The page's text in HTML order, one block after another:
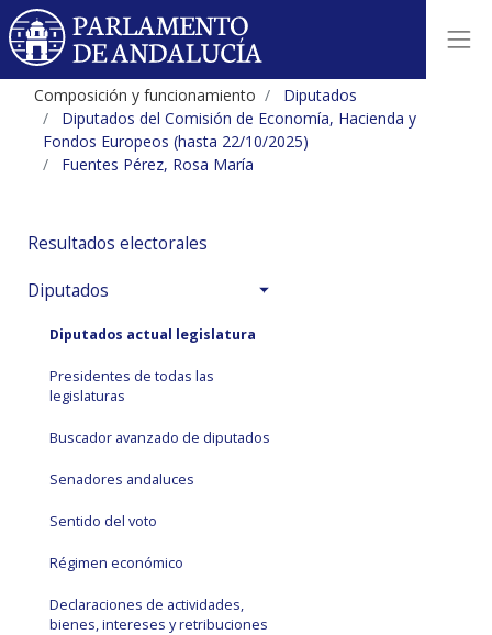
Composición y funcionamiento
Diputados
Diputados del Comisión de Economía, Hacienda y
Fondos Europeos (hasta 22/10/2025)
Fuentes Pérez, Rosa María
Resultados electorales
Diputados
Diputados actual legislatura
Presidentes de todas las
legislaturas
Buscador avanzado de diputados
Senadores andaluces
Sentido del voto
Régimen económico
Declaraciones de actividades,
bienes, intereses y retribuciones